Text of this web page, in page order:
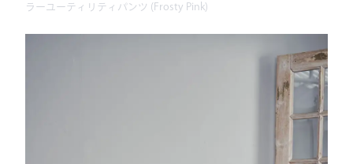
ラーユーティリティパンツ (Frosty Pink)